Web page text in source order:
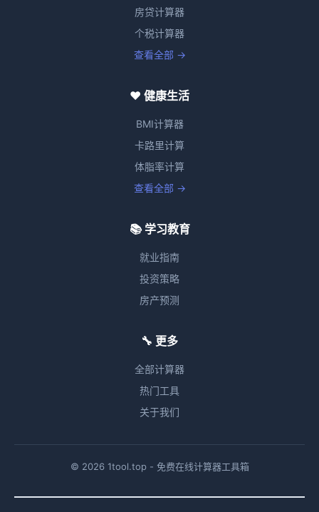
房贷计算器
个税计算器
查看全部 →
❤️ 健康生活
BMI计算器
卡路里计算
体脂率计算
查看全部 →
📚 学习教育
就业指南
投资策略
房产预测
🔧 更多
全部计算器
热门工具
关于我们
© 2026 1tool.top - 免费在线计算器工具箱